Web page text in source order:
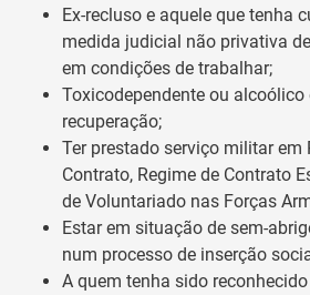
Ex-recluso e aquele que tenha
medida judicial não privativa
em condições de trabalhar;
Toxicodependente ou alcoólico
recuperação;
Ter prestado serviço militar em
Contrato, Regime de Contrato
de Voluntariado nas Forças
Estar em situação de sem-
num processo de inserção
A quem tenha sido